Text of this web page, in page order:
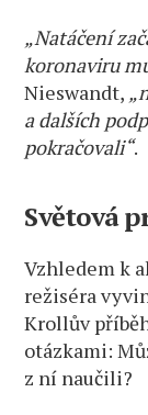
„Natáčení
koronaviru
Nieswandt,
a dalších
pokračovali“.
Světová
Vzhledem k
režiséra
Krollův
otázkami:
z ní naučili?